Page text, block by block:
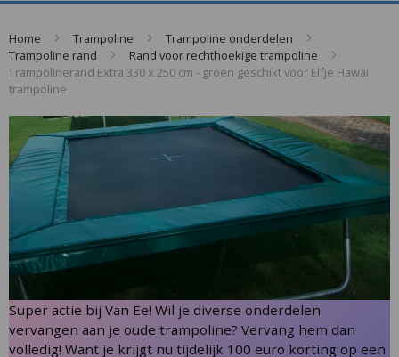
Home Trampoline
Trampoline onderdelen
Trampoline rand
Rand voor rechthoekige trampoline
Trampolinerand Extra 330 x 250 cm - groen geschikt voor Elfje Hawai
trampoline
Super actie bij Van Ee! Wil je diverse onderdelen
vervangen aan je oude trampoline? Vervang hem dan
volledig! Want je krijgt nu tijdelijk 100 euro korting op een
to
the
end
images
gallery
Skip
to
the